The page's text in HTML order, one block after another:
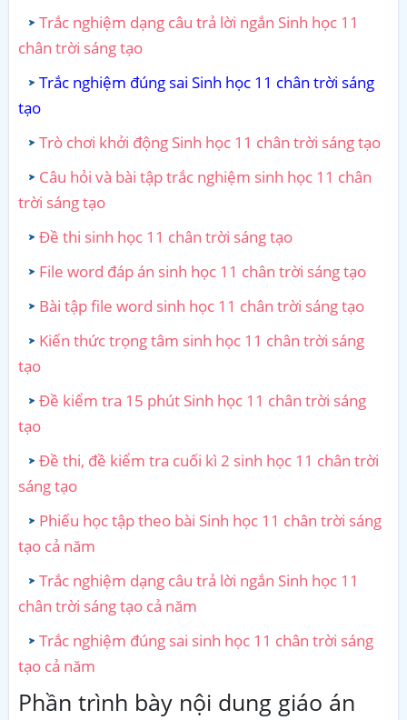
Trắc nghiệm dạng câu trả lời ngắn Sinh học 11
chân trời sáng tạo
Trắc nghiệm đúng sai Sinh học 11 chân trời sáng
tạo
Trò chơi khởi động Sinh học 11 chân trời sáng tạo
Câu hỏi và bài tập trắc nghiệm sinh học 11 chân
trời sáng tạo
Đề thi sinh học 11 chân trời sáng tạo
File word đáp án sinh học 11 chân trời sáng tạo
Bài tập file word sinh học 11 chân trời sáng tạo
Kiến thức trọng tâm sinh học 11 chân trời sáng
tạo
Đề kiểm tra 15 phút Sinh học 11 chân trời sáng
tạo
Đề thi, đề kiểm tra cuối kì 2 sinh học 11 chân trời
sáng tạo
Phiếu học tập theo bài Sinh học 11 chân trời sáng
tạo cả năm
Trắc nghiệm dạng câu trả lời ngắn Sinh học 11
chân trời sáng tạo cả năm
Trắc nghiệm đúng sai sinh học 11 chân trời sáng
tạo cả năm
Phần trình bày nội dung giáo án